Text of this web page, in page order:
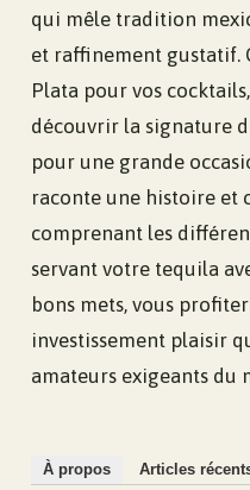
qui mêle tradition
et raffinement gustatif.
Plata pour vos
découvrir la signature
pour une grande
raconte une histoire et
comprenant les
servant votre tequila
bons mets, vous
investissement plaisir
amateurs exigeants du
À propos Articles